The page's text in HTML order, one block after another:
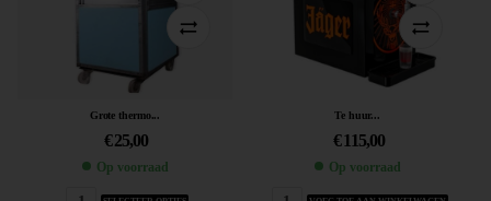
Grote thermo...
€25,00
Op voorraad
Te huur...
€ 115,00
Op voorraad